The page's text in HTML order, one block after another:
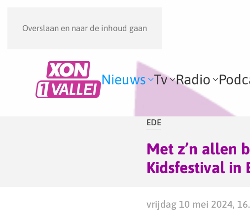
Overslaan en naar de inhoud gaan
Nieuws Tv Radio
EDE
Met z’n allen
Kidsfestival in
vrijdag 10 mei 2024,